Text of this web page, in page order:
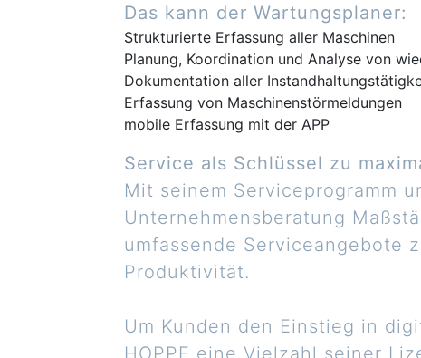
Das kann der Wartungsplaner:
Strukturierte Erfassung aller Maschinen
Planung, Koordination und Analyse von
Dokumentation aller
Erfassung von Maschinenstörmeldungen
mobile Erfassung mit der APP
Service als Schlüssel zu
Mit seinem Serviceprogramm
Unternehmensberatung
umfassende Serviceangebote
Produktivität.
Um Kunden den Einstieg in
HOPPE eine Vielzahl seiner